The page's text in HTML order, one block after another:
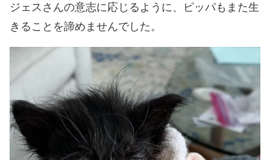
ジェスさんの意志に応じるように、ピッパもまた生
きることを諦めませんでした。